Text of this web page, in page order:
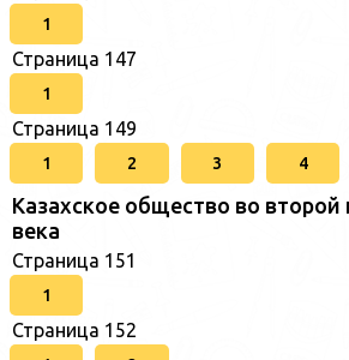
1
Страница 147
1
Страница 149
1 2 3 4
Казахское общество во второй
века
Страница 151
1
Страница 152